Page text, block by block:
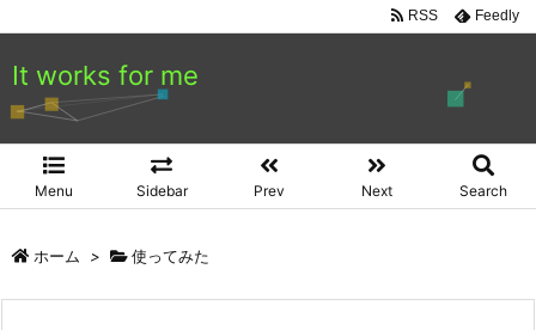
It works for me
Menu Sidebar Prev Next Search
RSS Feedly
ホーム > 使ってみた